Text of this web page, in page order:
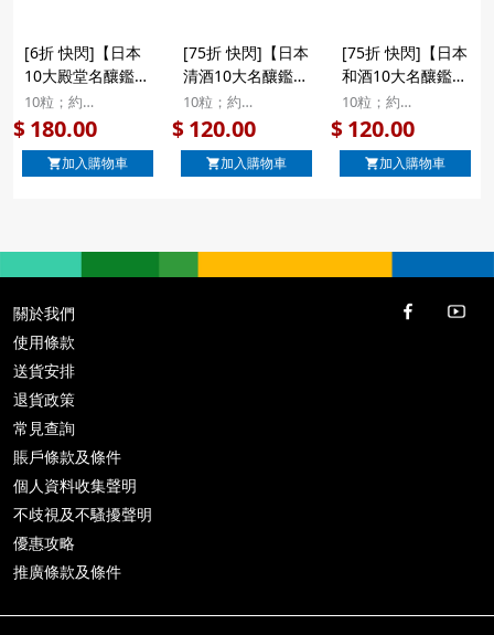
[6折 快閃]【日本
10大殿堂名釀鑑賞
酒心朱古力】日本
Eim 清酒の心 日
本の酒 一献 10大
殿堂名釀 工藝酒心
10粒；約
20x19.3x3.2cm
$180.00
加入購物車
[75折 快閃]【日本
清酒10大名釀鑑賞
酒心朱古力】日本
Eim 清酒の心 日
本酒蔵元三昧 10
大清酒名釀 工藝酒
10粒；約
19.5x19x2.8cm
$120.00
加入購物車
[75折 快閃]【日本
和酒10大名釀鑑賞
酒心朱古力】日本
Eim 清酒の心 蔵
元和酒三昧 10大
和酒名釀 工藝酒心
10粒；約
19.5x19x2.8cm
$120.00
加入購物車
關於我們
使用條款
送貨安排
退貨政策
常見查詢
賬戶條款及條件
個人資料收集聲明
不歧視及不騷擾聲明
優惠攻略
推廣條款及條件